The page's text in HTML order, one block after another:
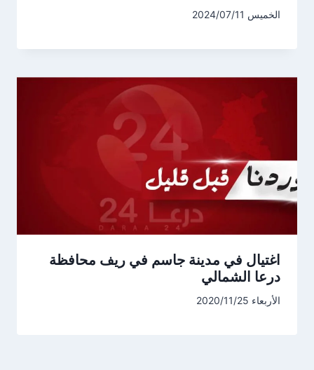
الخميس 2024/07/11
اغتيال في مدينة جاسم في ريف محافظة
درعا الشمالي
الأربعاء 2020/11/25